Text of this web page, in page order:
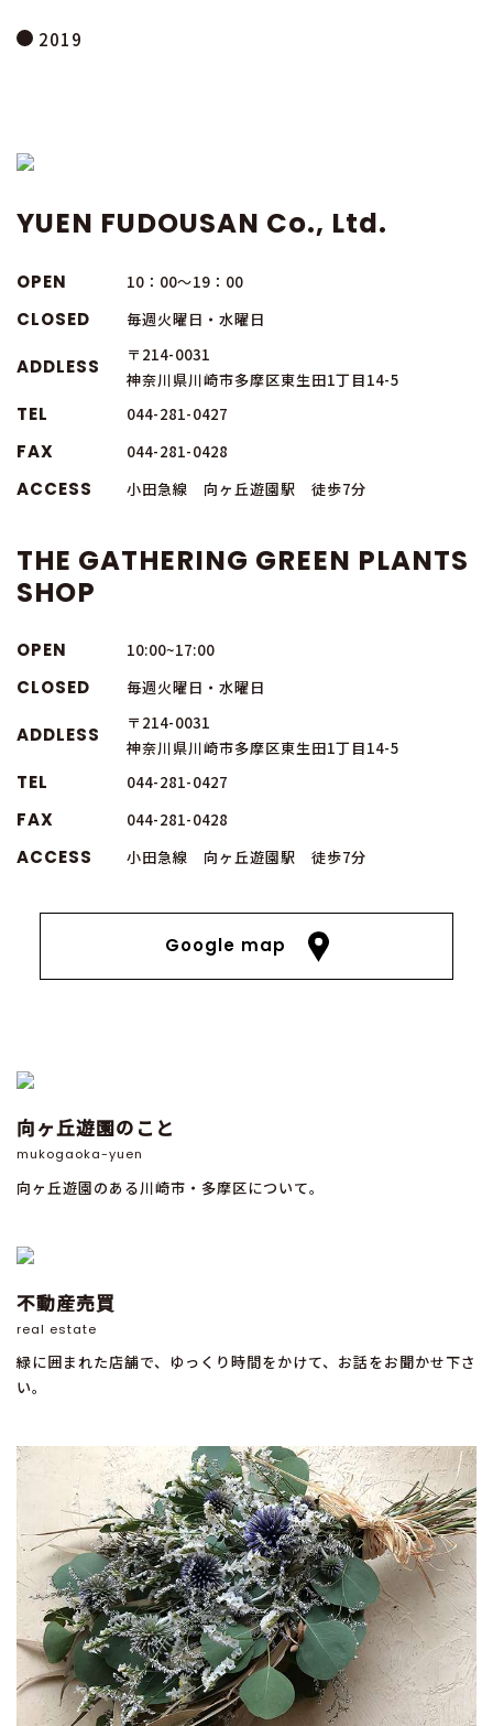
2019
YUEN FUDOUSAN Co., Ltd.
OPEN 10：00～19：00
CLOSED 毎週火曜日・水曜日
ADDLESS
〒214-0031
神奈川県川崎市多摩区東生田1丁目14-5
TEL 044-281-0427
FAX 044-281-0428
ACCESS 小田急線 向ヶ丘遊園駅 徒歩7分
THE GATHERING GREEN PLANTS
SHOP
OPEN 10:00~17:00
CLOSED 毎週火曜日・水曜日
ADDLESS
〒214-0031
神奈川県川崎市多摩区東生田1丁目14-5
TEL 044-281-0427
FAX 044-281-0428
ACCESS 小田急線 向ヶ丘遊園駅 徒歩7分
Google map
向ヶ丘遊園のこと
mukogaoka-yuen
向ヶ丘遊園のある川崎市・多摩区について。
不動産売買
real estate
緑に囲まれた店舗で、ゆっくり時間をかけて、お話をお聞かせ下さ
い。